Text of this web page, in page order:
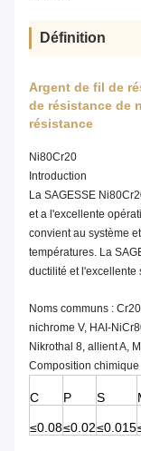
Définition
Argent de fil de
de résistance de
résistance
Ni80Cr20
Introduction
La SAGESSE
et a l'excellente
convient au système
températures. La
ductilité et l'excellente
Noms communs :
nichrome V, HAI-
Nikrothal 8, allient A,
Composition chimique
C P S
≤0.08≤0.02≤0.015